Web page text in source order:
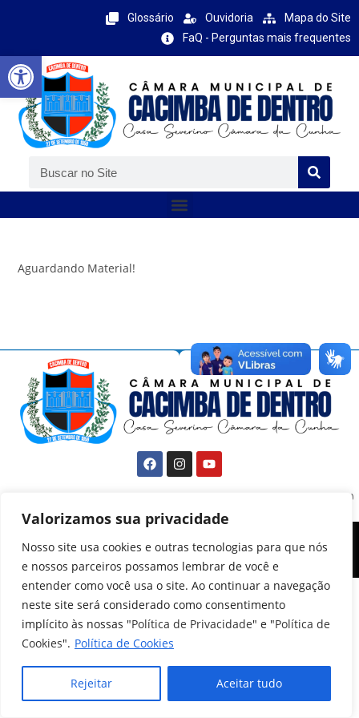
Barra de Ferramentas Aberta
Valorizamos sua privacidade
Nosso site usa cookies e outras tecnologias para que nós
e nossos parceiros possamos lembrar de você e
entender como você usa o site. Ao continuar a navegação
neste site será considerado como consentimento
implícito às nossas "Política de Privacidade" e "Política de
Cookies". Política de Cookies
Rejeitar Aceitar tudo
Glossário Ouvidoria
Mapa do Site
FaQ - Perguntas mais frequentes
Aguardando Material!
R. Getúlio Vargas, 147 - Cacimba de Dentro, PB - CNPJ: 08.582.546/0001-00
FONE: (83) 3379-1300 - CEP 58230-000
Copyright 2023 – 2024 Camara Municipal De Cacimba De Dentro - PB |
Todos os direitos reservados